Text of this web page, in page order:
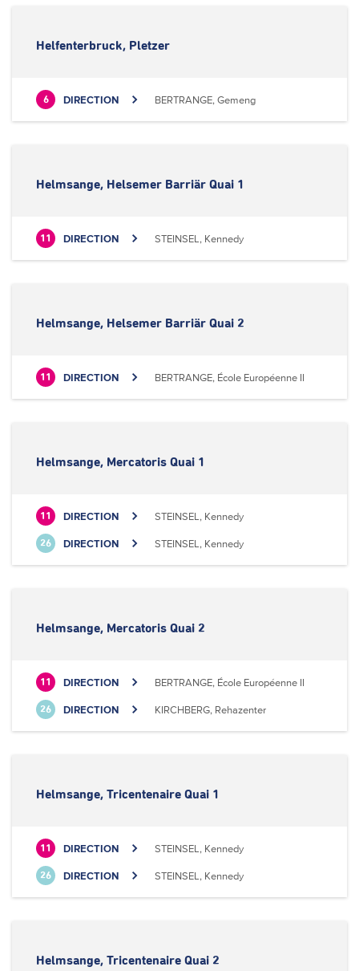
Helfenterbruck, Pletzer
6 DIRECTION BERTRANGE, Gemeng
Helmsange, Helsemer Barriär Quai 1
11 DIRECTION STEINSEL, Kennedy
Helmsange, Helsemer Barriär Quai 2
11 DIRECTION BERTRANGE, École Européenne II
Helmsange, Mercatoris Quai 1
11 DIRECTION STEINSEL, Kennedy
26 DIRECTION STEINSEL, Kennedy
Helmsange, Mercatoris Quai 2
11 DIRECTION BERTRANGE, École Européenne II
26 DIRECTION KIRCHBERG, Rehazenter
Helmsange, Tricentenaire Quai 1
11 DIRECTION STEINSEL, Kennedy
26 DIRECTION STEINSEL, Kennedy
Helmsange, Tricentenaire Quai 2